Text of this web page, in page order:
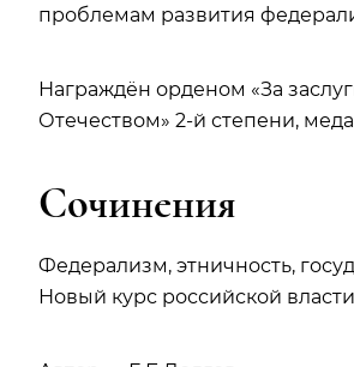
проблемам развития
Награждён орденом «За
Отечеством» 2-й степени,
Сочинения
Федерализм, этничность,
Новый курс российской